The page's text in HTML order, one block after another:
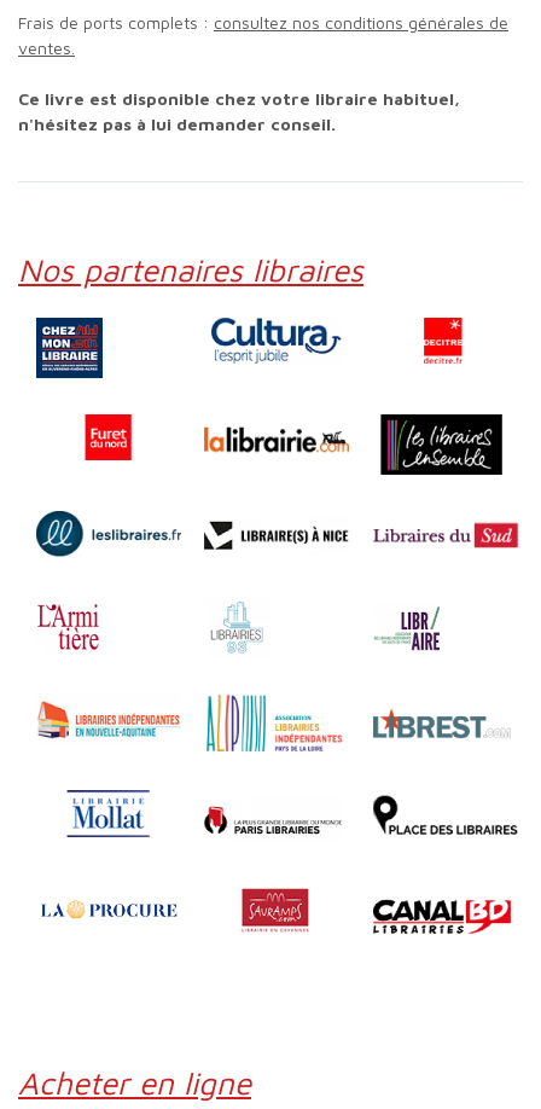
Frais de ports complets : consultez nos conditions générales de
ventes.
Ce livre est disponible chez votre libraire habituel,
n'hésitez pas à lui demander conseil.
Nos partenaires libraires
Acheter en ligne